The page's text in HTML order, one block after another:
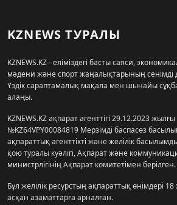
KZNEWS ТУРАЛЫ
KZNEWS.KZ - еліміздегі басты саяси,
мәдени және спорт жаңалықтарының сенімді
Үздік сараптамалық мақала мен шынайы
алаңы.
KZNEWS.KZ ақпарат агенттігі 29.12.2023 жылғы
№KZ64VPY00084819 Мерзімді баспасөз
ақпараттық агенттікті және желілік
қою туралы куәлігі, Ақпарат және
министрлігінің Ақпарат комитетімен берілген.
Бұл желілік ресурстың ақпараттық өнімдері
асқан азаматтарға арналған.